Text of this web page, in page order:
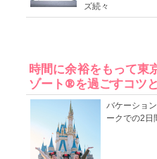
ズ続々
時間に余裕をもって東
ゾート®を過ごすコツ
バケーショ
ークでの2日